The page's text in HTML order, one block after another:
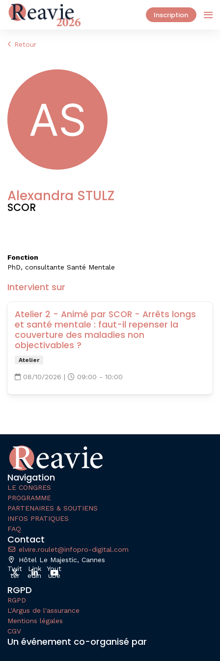
Inscription
Retour
Alexandra STULZ
SCOR
Fonction
PhD, consultante Santé Mentale
Intervient sur
Atelier 2 - Animé par SCOR - Arrêts longs
et santé mentale : faut-il repenser la
couverture des maladies non
objectivables ?
Atelier
08/10/2026 | 09:00 - 10:00
Navigation
LE CONGRES
PROGRAMME
PARTENAIRES & SOUTIENS
INFOS PRATIQUES
FAQ
Contact
elvire.roulet@infopro-digital.com
Hôtel Le Majestic, Cannes
Twit
ter
Link
edin
Yout
ube
RGPD
RGPD
L'Argus de l'assurance
Mentions légales
CGV
Un événement co-organisé par